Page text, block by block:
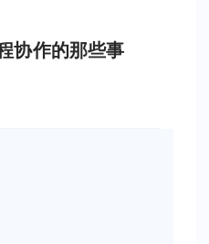
协作的那些事